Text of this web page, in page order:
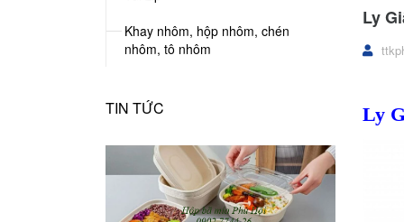
Khay nhôm, hộp nhôm, chén
nhôm, tô nhôm
TIN TỨC
Ly
Ly